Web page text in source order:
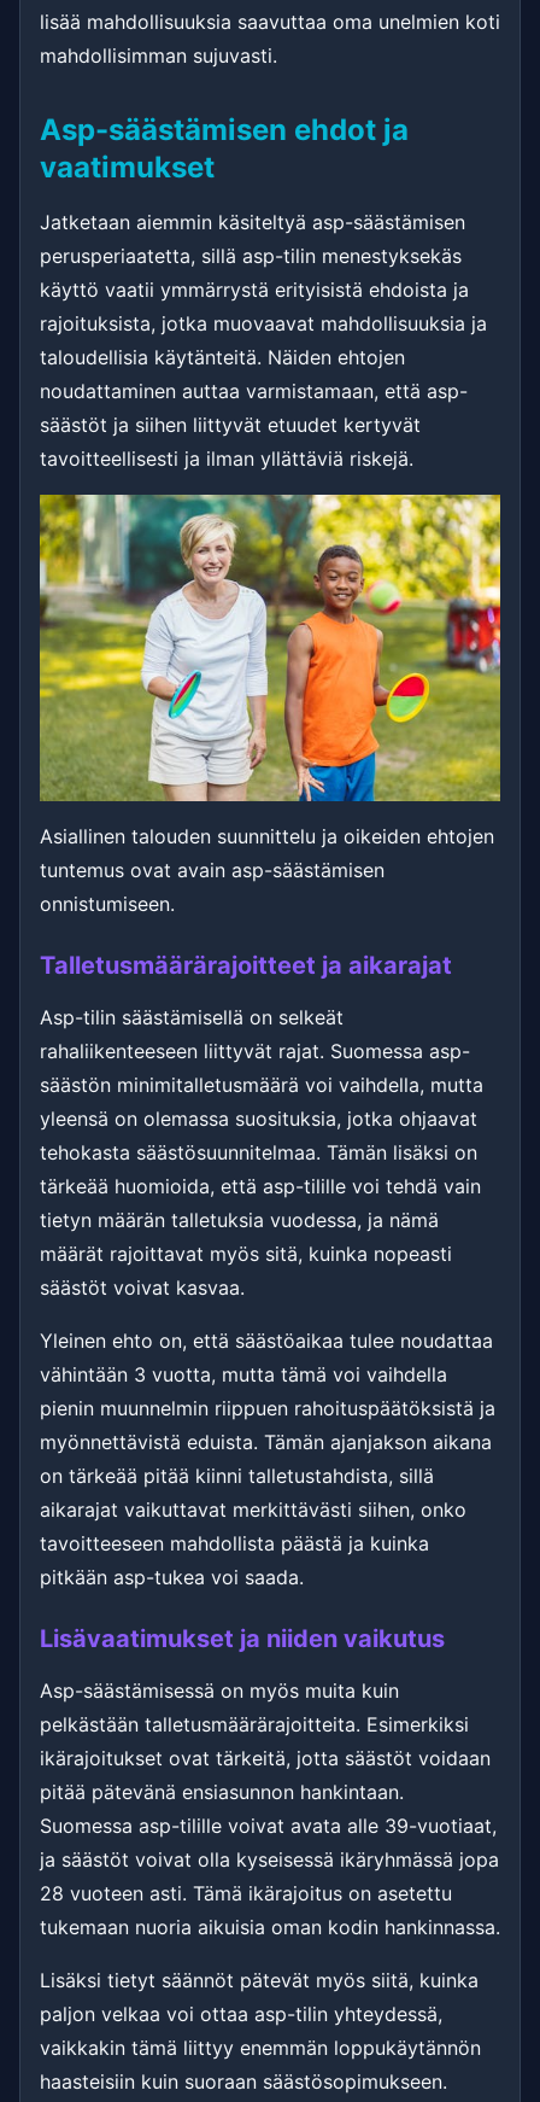
lisää mahdollisuuksia saavuttaa oma unelmien koti
mahdollisimman sujuvasti.
Asp-säästämisen ehdot ja
vaatimukset
Jatketaan aiemmin käsiteltyä asp-säästämisen
perusperiaatetta, sillä asp-tilin menestyksekäs
käyttö vaatii ymmärrystä erityisistä ehdoista ja
rajoituksista, jotka muovaavat mahdollisuuksia ja
taloudellisia käytänteitä. Näiden ehtojen
noudattaminen auttaa varmistamaan, että asp-
säästöt ja siihen liittyvät etuudet kertyvät
tavoitteellisesti ja ilman yllättäviä riskejä.
Asiallinen talouden suunnittelu ja oikeiden ehtojen
tuntemus ovat avain asp-säästämisen
onnistumiseen.
Talletusmäärärajoitteet ja aikarajat
Asp-tilin säästämisellä on selkeät
rahaliikenteeseen liittyvät rajat. Suomessa asp-
säästön minimitalletusmäärä voi vaihdella, mutta
yleensä on olemassa suosituksia, jotka ohjaavat
tehokasta säästösuunnitelmaa. Tämän lisäksi on
tärkeää huomioida, että asp-tilille voi tehdä vain
tietyn määrän talletuksia vuodessa, ja nämä
määrät rajoittavat myös sitä, kuinka nopeasti
säästöt voivat kasvaa.
Yleinen ehto on, että säästöaikaa tulee noudattaa
vähintään 3 vuotta, mutta tämä voi vaihdella
pienin muunnelmin riippuen rahoituspäätöksistä ja
myönnettävistä eduista. Tämän ajanjakson aikana
on tärkeää pitää kiinni talletustahdista, sillä
aikarajat vaikuttavat merkittävästi siihen, onko
tavoitteeseen mahdollista päästä ja kuinka
pitkään asp-tukea voi saada.
Lisävaatimukset ja niiden vaikutus
Asp-säästämisessä on myös muita kuin
pelkästään talletusmäärärajoitteita. Esimerkiksi
ikärajoitukset ovat tärkeitä, jotta säästöt voidaan
pitää pätevänä ensiasunnon hankintaan.
Suomessa asp-tilille voivat avata alle 39-vuotiaat,
ja säästöt voivat olla kyseisessä ikäryhmässä jopa
28 vuoteen asti. Tämä ikärajoitus on asetettu
tukemaan nuoria aikuisia oman kodin hankinnassa.
Lisäksi tietyt säännöt pätevät myös siitä, kuinka
paljon velkaa voi ottaa asp-tilin yhteydessä,
vaikkakin tämä liittyy enemmän loppukäytännön
haasteisiin kuin suoraan säästösopimukseen.